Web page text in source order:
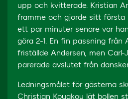
upp och kvitterade. Kristian
framme och gjorde sitt första
ett par minuter senare var
göra 2-1. En fin passning från
friställde Andersen, men Carl-
parerade avslutet från
Ledningsmålet för gästerna
Christian Kouakou lät bollen